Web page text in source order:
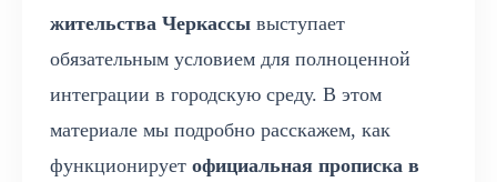
жительства Черкассы выступает
обязательным условием для полноценной
интеграции в городскую среду. В этом
материале мы подробно расскажем, как
функционирует официальная прописка в